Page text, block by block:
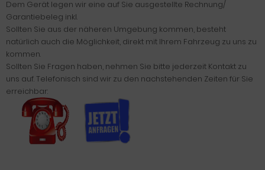
Dem Gerät legen wir eine auf Sie ausgestellte Rechnung/
Garantiebeleg inkl.
Sollten Sie aus der näheren Umgebung kommen, besteht
natürlich auch die Möglichkeit, direkt mit Ihrem Fahrzeug zu uns zu
kommen.
Sollten Sie Fragen haben, nehmen Sie bitte jederzeit Kontakt zu
uns auf. Telefonisch sind wir zu den nachstehenden Zeiten für Sie
erreichbar: